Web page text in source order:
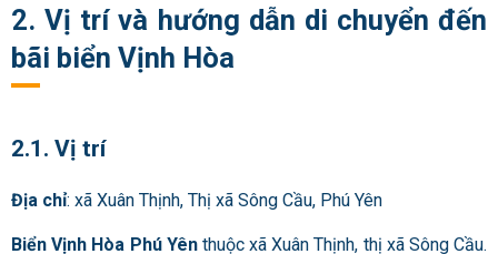
2. Vị trí và hướng dẫn di chuyển đến
bãi biển Vịnh Hòa
2.1. Vị trí
Địa chỉ: xã Xuân Thịnh, Thị xã Sông Cầu, Phú Yên
Biển Vịnh Hòa Phú Yênthuộc xã Xuân Thịnh, thị xã Sông Cầu.